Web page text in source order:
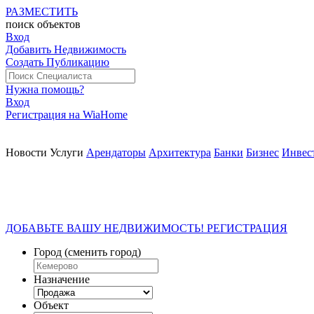
РАЗМЕСТИТЬ
поиск объектов
Вход
Добавить Недвижимость
Создать Публикацию
Нужна помощь?
Вход
Регистрация на WiaHome
Новости Услуги Арендаторы Архитектура Банки Бизнес
ДОБАВЬТЕ ВАШУ НЕДВИЖИМОСТЬ! РЕГИСТРАЦИЯ
Город (сменить город)
Назначение
Объект